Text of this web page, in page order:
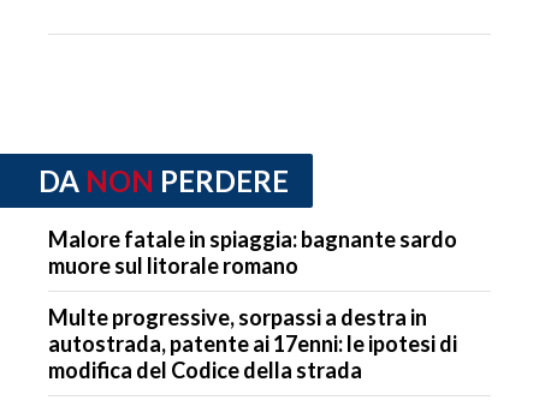
DA NON PERDERE
Malore fatale in spiaggia: bagnante sardo
muore sul litorale romano
Multe progressive, sorpassi a destra in
autostrada, patente ai 17enni: le ipotesi di
modifica del Codice della strada